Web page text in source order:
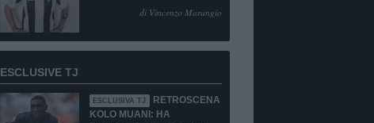
di Vincenzo Marangio
ESCLUSIVE TJ
ESCLUSIVA TJ
RETROSCENA
KOLO MUANI: HA